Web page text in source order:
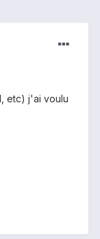
etc) j'ai voulu